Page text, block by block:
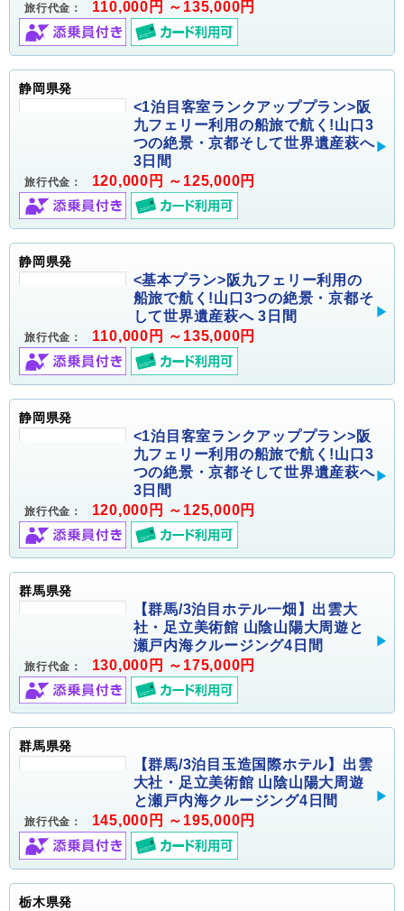
旅行代金： 110,000円 ～135,000円
静岡県発
<1泊目客室ランクアッププラン>阪
九フェリー利用の船旅で航く!山口3
つの絶景・京都そして世界遺産萩へ
3日間
旅行代金： 120,000円 ～125,000円
静岡県発
<基本プラン>阪九フェリー利用の
船旅で航く!山口3つの絶景・京都そ
して世界遺産萩へ 3日間
旅行代金： 110,000円 ～135,000円
静岡県発
<1泊目客室ランクアッププラン>阪
九フェリー利用の船旅で航く!山口3
つの絶景・京都そして世界遺産萩へ
3日間
旅行代金： 120,000円 ～125,000円
群馬県発
【群馬/3泊目ホテル一畑】出雲大
社・足立美術館 山陰山陽大周遊と
瀬戸内海クルージング4日間
旅行代金： 130,000円 ～175,000円
群馬県発
【群馬/3泊目玉造国際ホテル】出雲
大社・足立美術館 山陰山陽大周遊
と瀬戸内海クルージング4日間
旅行代金： 145,000円 ～195,000円
栃木県発